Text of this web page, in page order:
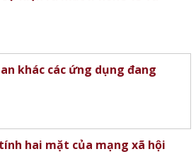
an khác các ứng dụng đang
hai mặt của mạng xã hội